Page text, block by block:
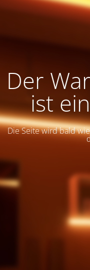
Der
ist
Die Seite wird bald